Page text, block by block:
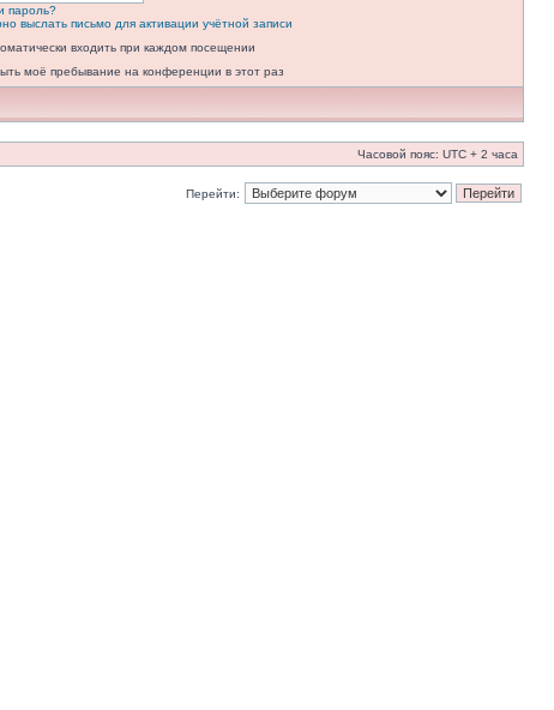
пароль?
выслать письмо для активации учётной записи
входить при каждом посещении
моё пребывание на конференции в этот раз
Часовой пояс: UTC + 2 часа
Перейти: